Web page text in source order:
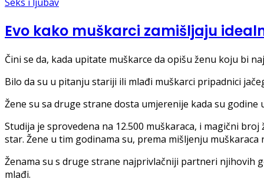
Evo kako muškarci zamišljaju
Čini se da, kada upitate muškarce da opišu ženu koju bi
Bilo da su u pitanju stariji ili mlađi muškarci pripadnici
Žene su sa druge strane dosta umjerenije kada su
Studija je sprovedena na 12.500 muškaraca, i magični
star. Žene u tim godinama su, prema mišljenju
Ženama su s druge strane najprivlačniji partneri njihovih
mlađi.